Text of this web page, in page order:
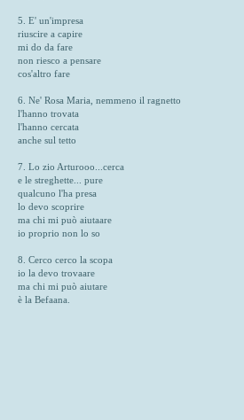
5. E' un'impresa
riuscire a capire
mi do da fare
non riesco a pensare
cos'altro fare
6. Ne' Rosa Maria, nemmeno il ragnetto
l'hanno trovata
l'hanno cercata
anche sul tetto
7. Lo zio Arturooo...cerca
e le streghette... pure
qualcuno l'ha presa
lo devo scoprire
ma chi mi può aiutaare
io proprio non lo so
8. Cerco cerco la scopa
io la devo trovaare
ma chi mi può aiutare
è la Befaana.